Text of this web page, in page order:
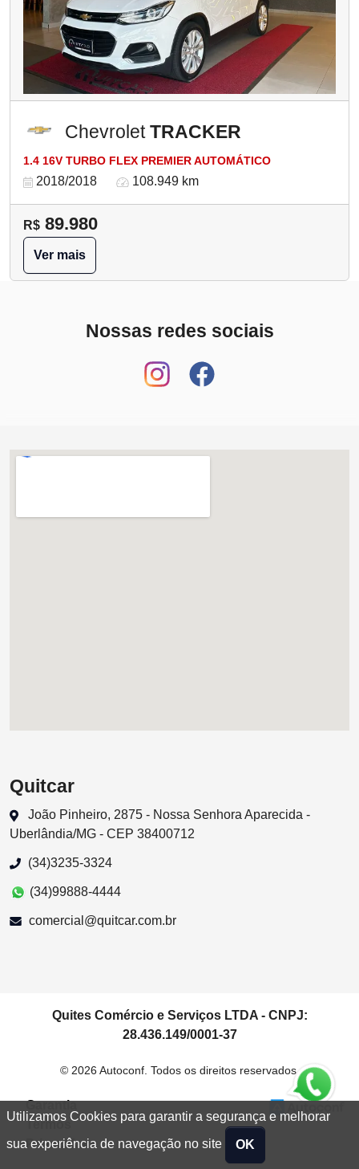
Utilizamos Cookies para garantir a segurança e melhorar
sua experiência de navegação no site OK
ChevroletTRACKER
1.4 16V TURBO FLEX PREMIER AUTOMÁTICO
2018/2018 108.949 km
R$ 89.980
Ver mais
Nossas redes sociais
Quitcar
João Pinheiro, 2875 - Nossa Senhora Aparecida -
Uberlândia/MG - CEP 38400712
(34)3235-3324
(34)99888-4444
comercial@quitcar.com.br
Quites Comércio e Serviços LTDA - CNPJ:
28.436.149/0001-37
© 2026 Autoconf. Todos os direitos reservados.
Garantia
Termos
Privacidade